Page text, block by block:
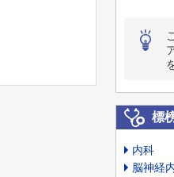
標
内科
脳神経